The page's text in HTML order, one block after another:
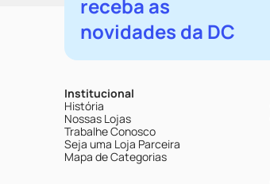
receba as
novidades da DC
Institucional
História
Nossas Lojas
Trabalhe Conosco
Seja uma Loja Parceira
Mapa de Categorias